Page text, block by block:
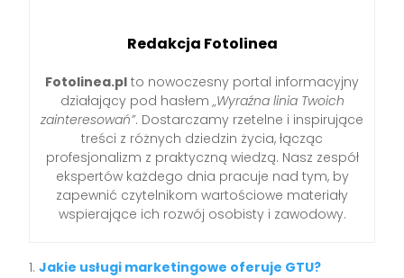
Redakcja Fotolinea
Fotolinea.pl to nowoczesny portal informacyjny
działający pod hasłem „Wyraźna linia Twoich
zainteresowań”. Dostarczamy rzetelne i inspirujące
treści z różnych dziedzin życia, łącząc
profesjonalizm z praktyczną wiedzą. Nasz zespół
ekspertów każdego dnia pracuje nad tym, by
zapewnić czytelnikom wartościowe materiały
wspierające ich rozwój osobisty i zawodowy.
Jakie usługi marketingowe oferuje GTU?